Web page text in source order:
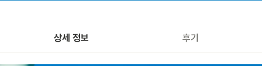
상세 정보 후기